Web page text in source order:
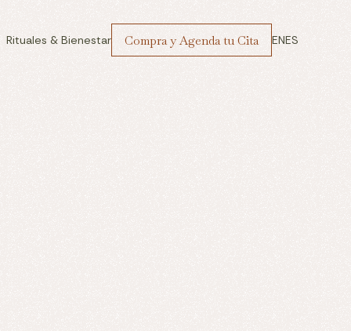
Rituales & Bienestar Compra y Agenda tu Cita ENES